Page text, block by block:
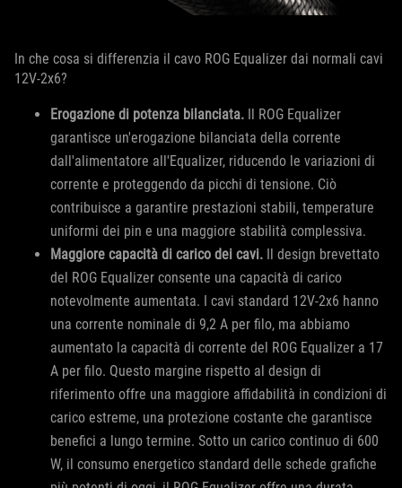
In che cosa si differenzia il cavo ROG Equalizer dai normali cavi
12V-2x6?
Erogazione di potenza bilanciata. Il ROG Equalizer
garantisce un'erogazione bilanciata della corrente
dall'alimentatore all'Equalizer, riducendo le variazioni di
corrente e proteggendo da picchi di tensione. Ciò
contribuisce a garantire prestazioni stabili, temperature
uniformi dei pin e una maggiore stabilità complessiva.
Maggiore capacità di carico dei cavi.
Il design brevettato
del ROG Equalizer consente una capacità di carico
notevolmente aumentata. I cavi standard 12V-2x6 hanno
una corrente nominale di 9,2 A per filo, ma abbiamo
aumentato la capacità di corrente del ROG Equalizer a 17
A per filo. Questo margine rispetto al design di
riferimento offre una maggiore affidabilità in condizioni di
carico estreme, una protezione costante che garantisce
benefici a lungo termine. Sotto un carico continuo di 600
W, il consumo energetico standard delle schede grafiche